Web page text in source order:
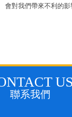
會對我們帶來不利的
US
聯系我們